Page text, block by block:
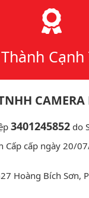
Cạnh
3401245852 do
Cấp cấp ngày 20/
Hoàng Bích Sơn,